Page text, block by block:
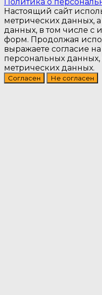
Настоящий сайт
метрических данных,
данных, в том числе с
форм. Продолжая
выражаете согласие
персональных
метрических данных.
Согласен Не согласен